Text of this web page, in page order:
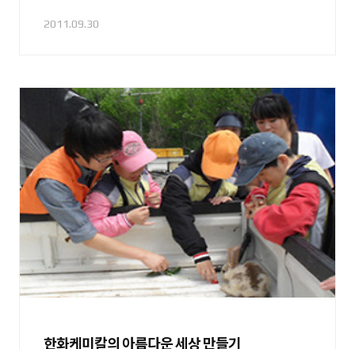
2011.09.30
한화케미칼의 아름다운 세상 만들기